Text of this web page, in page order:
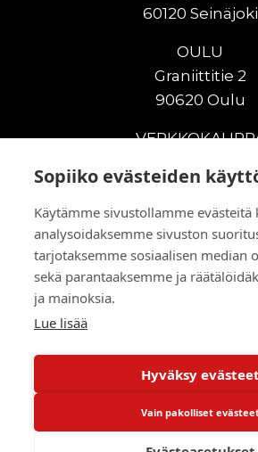
Sopiiko evästeiden
Käytämme sivustollamme evästeitä
analysoidaksemme sivuston
tarjotaksemme sosiaalisen median
sekä parantaaksemme ja
ja mainoksia.
Lue lisää
Hyväksy evästeet
Vain pakolliset
60120 Seinäjoki
OULU
Graniittitie 2
90620 Oulu
Uudet
Vuokrakoneet
Kampanjat
Vaihtokoneet
© 2026 RealMachinery Oy
Powered by